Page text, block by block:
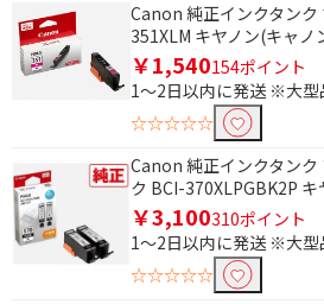
Canon 純正インクタンク
351XLM キヤノン(キャノ
￥1,540154ポイント
1～2日以内に発送 ※大型
☆☆☆☆☆
Canon 純正インクタンク
ク BCI-370XLPGBK2P
￥3,100310ポイント
1～2日以内に発送 ※大型
☆☆☆☆☆